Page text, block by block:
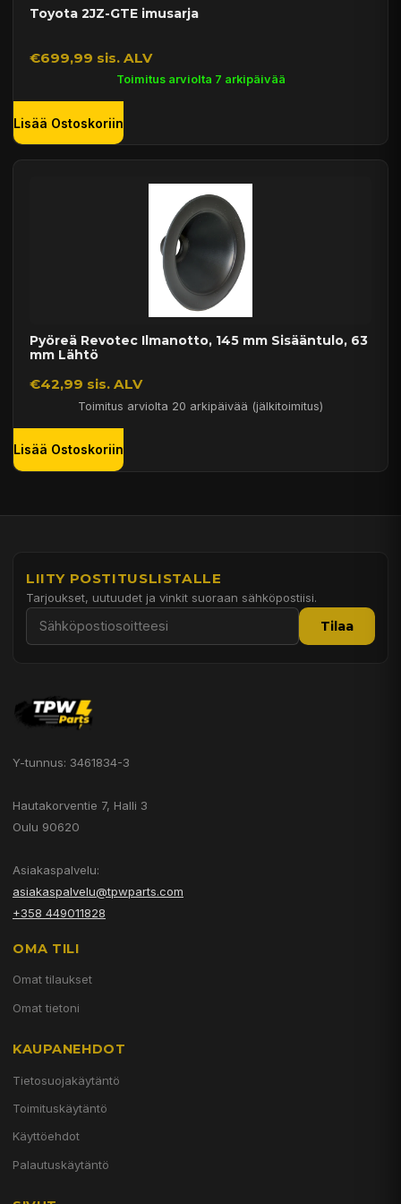
Toyota 2JZ-GTE imusarja
€699,99 sis. ALV
Toimitus arviolta 7 arkipäivää
Lisää Ostoskoriin
Pyöreä Revotec Ilmanotto, 145 mm Sisääntulo, 63
mm Lähtö
€42,99 sis. ALV
Toimitus arviolta 20 arkipäivää (jälkitoimitus)
Lisää Ostoskoriin
LIITY POSTITUSLISTALLE
Tarjoukset, uutuudet ja vinkit suoraan sähköpostiisi.
Tilaa
Y-tunnus: 3461834-3
Hautakorventie 7, Halli 3
Oulu 90620
Asiakaspalvelu:
asiakaspalvelu@tpwparts.com
+358 449011828
OMA TILI
Omat tilaukset
Omat tietoni
KAUPANEHDOT
Tietosuojakäytäntö
Toimituskäytäntö
Käyttöehdot
Palautuskäytäntö